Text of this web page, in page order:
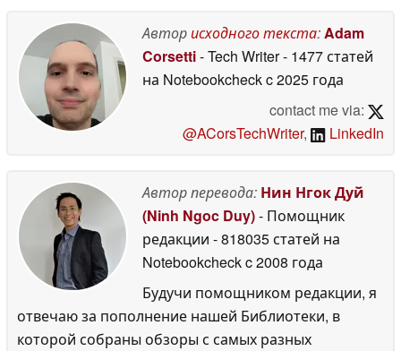
внимание на акции
Авторисходного текста:Adam
Corsetti- Tech Writer- 1477 статей
на Notebookcheckc 2025 года
contact me via:
@ACorsTechWriter, LinkedIn
Автор перевода: Нин Нгок Дуй
(Ninh Ngoc Duy)- Помощник
редакции - 818035 статей на
Notebookcheckc 2008 года
Будучи помощником редакции, я
отвечаю за пополнение нашей Библиотеки, в
которой собраны обзоры с самых разных